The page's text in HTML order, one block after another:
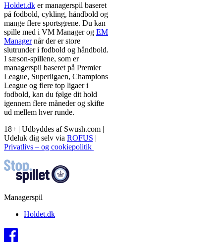
Holdet.dk er managerspil baseret
på fodbold, cykling, håndbold og
mange flere sportsgrene. Du kan
spille med i VM Manager og EM
Managernår der er store
slutrunder i fodbold og håndbold.
I sæson-spillene, som er
managerspil baseret på Premier
League, Superligaen, Champions
League og flere top ligaer i
fodbold, kan du følge dit hold
igennem flere måneder og skifte
ud mellem hver runde.
18+ | Udbyddes af Swush.com |
Udeluk dig selv via ROFUS |
Privatlivs – og cookiepolitik
Managerspil
Holdet.dk